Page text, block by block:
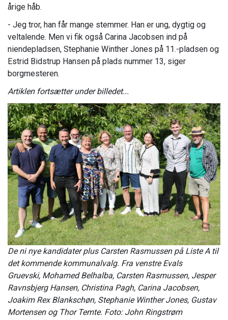
årige håb.
- Jeg tror, han får mange stemmer. Han er ung, dygtig og
veltalende. Men vi fik også Carina Jacobsen ind på
niendepladsen, Stephanie Winther Jones på 11.-pladsen og
Estrid Bidstrup Hansen på plads nummer 13, siger
borgmesteren.
Artiklen fortsætter under billedet...
De ni nye kandidater plus Carsten Rasmussen på Liste A til
det kommende kommunalvalg. Fra venstre Evals
Gruevski, Mohamed Belhalba, Carsten Rasmussen, Jesper
Ravnsbjerg Hansen, Christina Pagh, Carina Jacobsen,
Joakim Rex Blankschøn, Stephanie Winther Jones, Gustav
Mortensen og Thor Temte. Foto: John Ringstrøm